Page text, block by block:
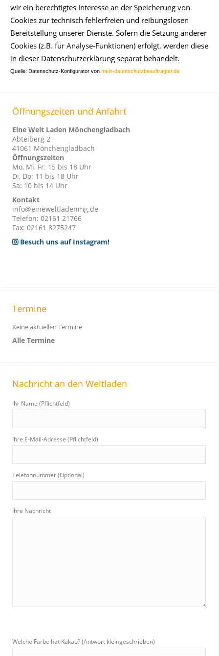
wir ein berechtigtes Interesse an der Speicherung von
Cookies zur technisch fehlerfreien und reibungslosen
Bereitstellung unserer Dienste. Sofern die Setzung anderer
Cookies (z.B. für Analyse-Funktionen) erfolgt, werden diese
in dieser Datenschutzerklärung separat behandelt.
Quelle: Datenschutz-Konfigurator von mein-datenschutzbeauftragter.de
Öffnungszeiten und Anfahrt
Eine Welt Laden Mönchengladbach
Abteiberg 2
41061 Mönchengladbach
Öffnungszeiten
Mo, Mi, Fr: 15 bis 18 Uhr
Di, Do: 11 bis 18 Uhr
Sa: 10 bis 14 Uhr
Kontakt
info@eineweltladenmg.de
Telefon: 02161 21766
Fax: 02161 8275247
Besuch uns auf Instagram!
Termine
Keine aktuellen Termine
Alle Termine
Nachricht an den Weltladen
Ihr Name (Pflichtfeld)
Ihre E-Mail-Adresse (Pflichtfeld)
Telefonnummer (Optional)
Ihre Nachricht
Welche Farbe hat Kakao? (Antwort kleingeschrieben)